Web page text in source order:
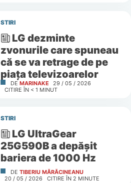
STIRI
LG dezminte
zvonurile care spuneau
că se va retrage de pe
piața televizoarelor
DE MARINAKE
29 / 05 / 2026
CITIRE ÎN < 1 MINUT
STIRI
LG UltraGear
25G590B a depășit
bariera de 1000 Hz
DE TIBERIU MĂRĂCINEANU
20 / 05 / 2026
CITIRE ÎN 2 MINUTE